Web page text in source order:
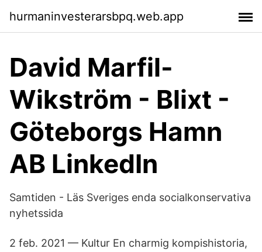
hurmaninvesterarsbpq.web.app
David Marfil-
Wikström - Blixt -
Göteborgs Hamn
AB LinkedIn
Samtiden - Läs Sveriges enda socialkonservativa
nyhetssida
2 feb. 2021 — Kultur En charmig kompishistoria,